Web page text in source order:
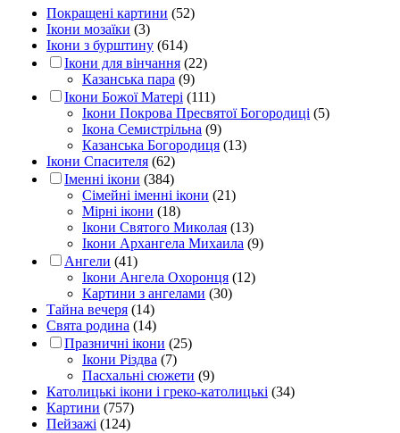
Покращені картини (52)
Ікони мозаїки (3)
Ікони з бурштину (614)
Ікони для вінчання (22)
Казанська пара (9)
Ікони Божої Матері (111)
Ікони Покрова Пресвятої Богородиці (5)
Ікона Семистрільна (9)
Казанська Богородиця (13)
Ікони Спасителя (62)
Іменні ікони (384)
Сімейні іменні ікони (21)
Мірні ікони (18)
Ікони Святого Миколая (13)
Ікони Архангела Михаила (9)
Ангели (41)
Ікони Ангела Охоронця (12)
Картини з ангелами (30)
Тайна вечеря (14)
Свята родина (14)
Празничні ікони (25)
Ікони Різдва (7)
Пасхальні сюжети (9)
Католицькі ікони і греко-католицькі (34)
Картини (757)
Пейзажі (124)